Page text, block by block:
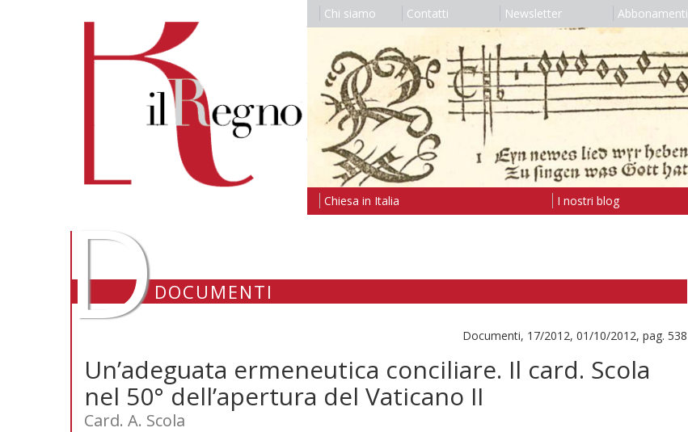
Chi siamo Contatti Newsletter Abbonamenti
Chiesa in Italia I nostri blog
DDOCUMENTI
Documenti, 17/2012, 01/10/2012, pag. 538
Un’adeguata ermeneutica conciliare. Il card. Scola
nel 50° dell’apertura del Vaticano II
Card. A. Scola